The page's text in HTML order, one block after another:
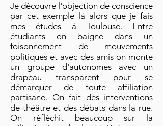
Je découvre l'objection de conscience
par cet exemple là alors que je fais
mes études à Toulouse. Entre
étudiants on baigne dans un
foisonnement de mouvements
politiques et avec des amis on monte
un groupe d'autonomes avec un
drapeau transparent pour se
démarquer de toute affiliation
partisane. On fait des interventions
de théâtre et des débats dans la rue.
On réfléchit beaucoup sur la